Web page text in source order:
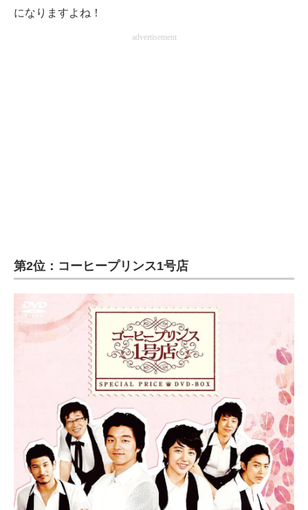
になりますよね！
advertisement
第2位：コーヒープリンス1号店